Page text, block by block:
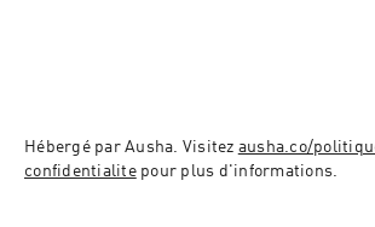
Hébergé par Ausha. Visitez ausha.co/
confidentialite pour plus d'informations.